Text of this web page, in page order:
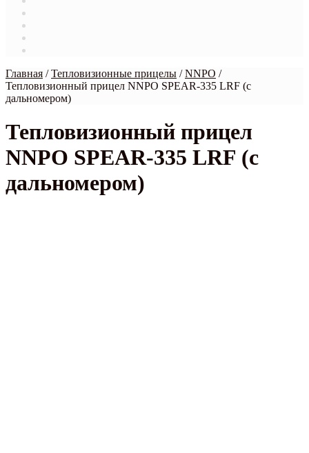
Главная /Тепловизионные прицелы /NNPO /
Тепловизионный прицел NNPO SPEAR-335 LRF (с
дальномером)
Тепловизионный прицел
NNPO SPEAR-335 LRF (с
дальномером)